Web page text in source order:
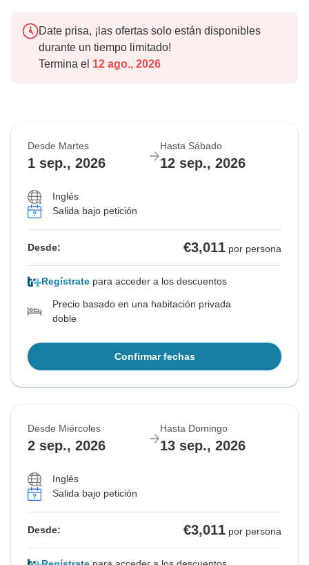
Date prisa, ¡las ofertas solo están disponibles
durante un tiempo limitado!
Termina el 12 ago., 2026
Desde Martes
1 sep., 2026
Hasta Sábado
12 sep., 2026
Inglés
Salida bajo petición
Desde: €3,011 por persona
Regístrate para acceder a los descuentos
Precio basado en una habitación privada
doble
Confirmar fechas
Desde Miércoles
2 sep., 2026
Hasta Domingo
13 sep., 2026
Inglés
Salida bajo petición
Desde: €3,011 por persona